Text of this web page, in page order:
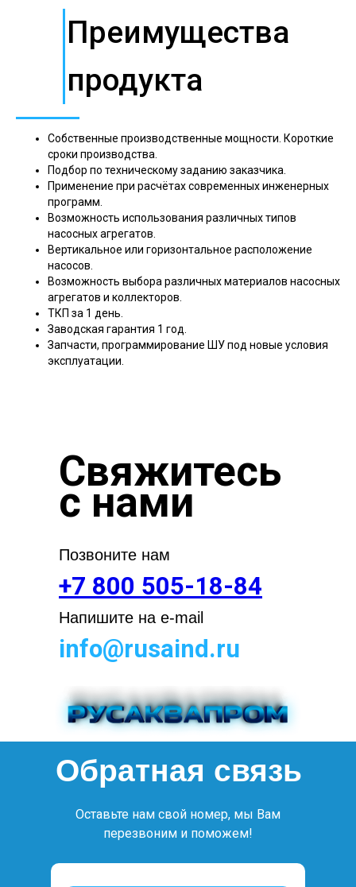
Преимущества
продукта
Собственные производственные мощности. Короткие
сроки производства.
Подбор по техническому заданию заказчика.
Применение при расчётах современных инженерных
программ.
Возможность использования различных типов
насосных агрегатов.
Вертикальное или горизонтальное расположение
насосов.
Возможность выбора различных материалов насосных
агрегатов и коллекторов.
ТКП за 1 день.
Заводская гарантия 1 год.
Запчасти, программирование ШУ под новые условия
эксплуатации.
Свяжитесь
с нами
Позвоните нам
+7 800 505-18-84
Напишите на e-mail
info@rusaind.ru
Обратная связь
Оставьте нам свой номер, мы Вам
перезвоним и поможем!